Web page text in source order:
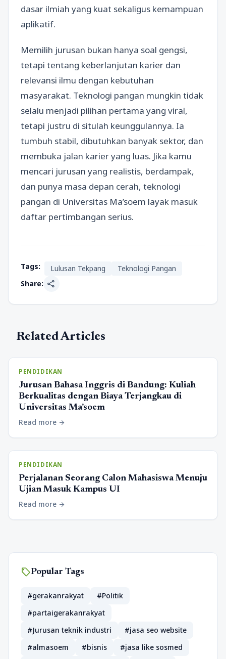
dasar ilmiah yang kuat sekaligus kemampuan
aplikatif.
Memilih jurusan bukan hanya soal gengsi,
tetapi tentang keberlanjutan karier dan
relevansi ilmu dengan kebutuhan
masyarakat. Teknologi pangan mungkin tidak
selalu menjadi pilihan pertama yang viral,
tetapi justru di situlah keunggulannya. Ia
tumbuh stabil, dibutuhkan banyak sektor, dan
membuka jalan karier yang luas. Jika kamu
mencari jurusan yang realistis, berdampak,
dan punya masa depan cerah, teknologi
pangan di Universitas Ma’soem layak masuk
daftar pertimbangan serius.
Tags: Lulusan Tekpang
Teknologi Pangan
Share: share
Related Articles
PENDIDIKAN
Jurusan Bahasa Inggris di Bandung: Kuliah
Berkualitas dengan Biaya Terjangkau di
Universitas Ma’soem
Read more arrow_forward
PENDIDIKAN
Perjalanan Seorang Calon Mahasiswa Menuju
Ujian Masuk Kampus UI
Read more arrow_forward
sellPopular Tags
#gerakanrakyat
#Politik
#partaigerakanrakyat
#Jurusan teknik industri
#jasa seo website
#almasoem
#bisnis
#jasa like sosmed